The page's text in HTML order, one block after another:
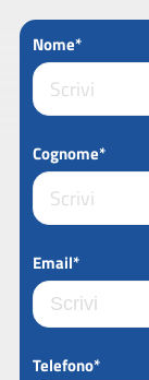
Nome*
Cognome*
Email*
Telefono*